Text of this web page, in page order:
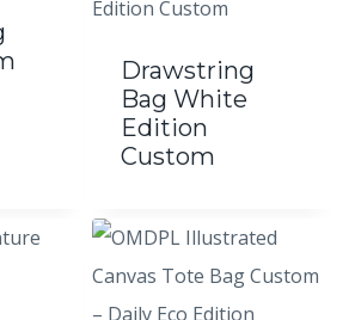
Drawstring
Bag White
Edition
Custom